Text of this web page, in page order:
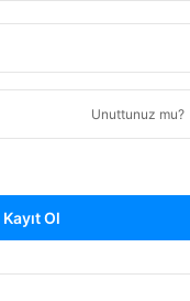
Unuttunuz mu?
Kayıt Ol